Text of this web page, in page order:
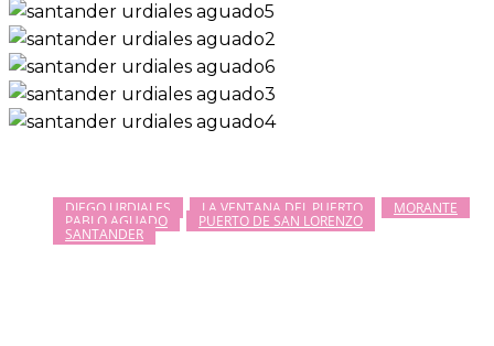
DIEGO URDIALES LA VENTANA DEL PUERTO MORANTE
PABLO AGUADO PUERTO DE SAN LORENZO
SANTANDER